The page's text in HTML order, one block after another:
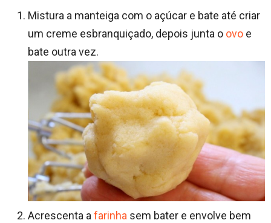
Mistura a manteiga com o açúcar e bate até criar
um creme esbranquiçado, depois junta o ovo e
bate outra vez.
Acrescenta a farinha sem bater e envolve bem